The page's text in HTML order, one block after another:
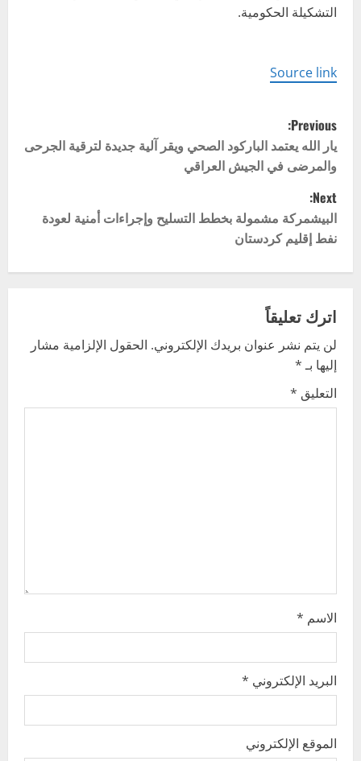
التشكيلة الحكومية.
Source link
P
o
s
t
n
v
i
g
Previous:
يار الله يعتمد الباركود الصحي ويقر آلية جديدة لترقية الجرحى
والمرضى في الجيش العراقي
Next:
البيشمركة مشمولة بخطط التسليح وإجراءات أمنية لعودة
نفط إقليم كردستان
اترك تعليقاً
لن يتم نشر عنوان بريدك الإلكتروني. الحقول الإلزامية مشار
إليها بـ*
التعليق *
الاسم *
البريد الإلكتروني *
الموقع الإلكتروني